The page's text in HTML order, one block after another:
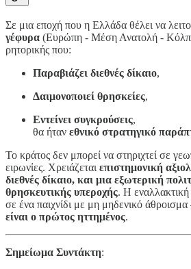
Σε μια εποχή που η Ελλάδα θέλει να
γέφυρα (Ευρώπη - Μέση Ανατολή -
ρητορικής που:
Παραβιάζει διεθνές δίκαιο,
Δαιμονοποιεί θρησκείες,
Εντείνει συγκρούσεις,
θα ήταν εθνικό στρατηγικό
Το κράτος δεν μπορεί να στηριχτεί σε
ειρωνἰες. Χρειάζεται επιστημονική
διεθνές δίκαιο, και μια εξωτερική
θρησκευτικής υπεροχής. Η
σε ένα παιχνίδι με μη μηδενικό άθροισμα
είναι ο πρώτος ηττημένος.
Σημείωμα Συντάκτη: